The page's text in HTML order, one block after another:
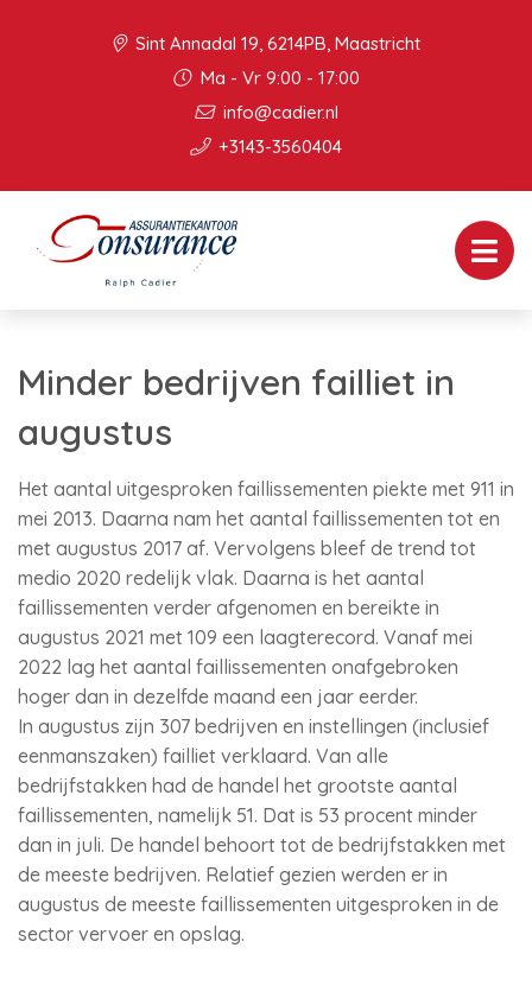
Sint Annadal 19, 6214PB, Maastricht
Ma - Vr 9:00 - 17:00
info@cadier.nl
+3143-3560404
Minder bedrijven failliet in
augustus
Het aantal uitgesproken faillissementen piekte met 911 in
mei 2013. Daarna nam het aantal faillissementen tot en
met augustus 2017 af. Vervolgens bleef de trend tot
medio 2020 redelijk vlak. Daarna is het aantal
faillissementen verder afgenomen en bereikte in
augustus 2021 met 109 een laagterecord. Vanaf mei
2022 lag het aantal faillissementen onafgebroken
hoger dan in dezelfde maand een jaar eerder.
In augustus zijn 307 bedrijven en instellingen (inclusief
eenmanszaken) failliet verklaard. Van alle
bedrijfstakken had de handel het grootste aantal
faillissementen, namelijk 51. Dat is 53 procent minder
dan in juli. De handel behoort tot de bedrijfstakken met
de meeste bedrijven. Relatief gezien werden er in
augustus de meeste faillissementen uitgesproken in de
sector vervoer en opslag.